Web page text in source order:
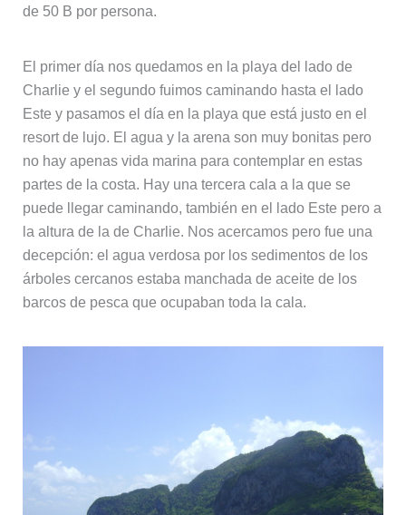
de 50 B por persona.
El primer día nos quedamos en la playa del lado de
Charlie y el segundo fuimos caminando hasta el lado
Este y pasamos el día en la playa que está justo en el
resort de lujo. El agua y la arena son muy bonitas pero
no hay apenas vida marina para contemplar en estas
partes de la costa. Hay una tercera cala a la que se
puede llegar caminando, también en el lado Este pero a
la altura de la de Charlie. Nos acercamos pero fue una
decepción: el agua verdosa por los sedimentos de los
árboles cercanos estaba manchada de aceite de los
barcos de pesca que ocupaban toda la cala.